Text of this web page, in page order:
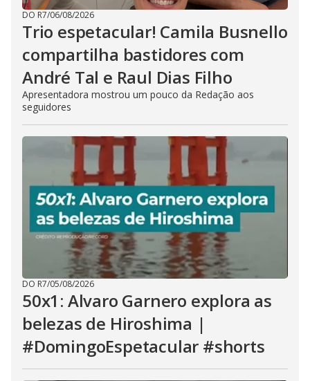
DO R7/06/08/2026
Trio espetacular! Camila Busnello
compartilha bastidores com
André Tal e Raul Dias Filho
Apresentadora mostrou um pouco da Redação aos
seguidores
DO R7/05/08/2026
50x1: Alvaro Garnero explora as
belezas de Hiroshima |
#DomingoEspetacular #shorts